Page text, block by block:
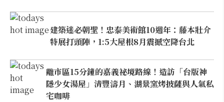
建築迷必朝聖！忠泰美術館10週年：藤本壯介
特展打頭陣，1:5大屋根8月震撼空降台北
離市區15分鐘的嘉義祕境路線！造訪「台版神
隱少女湯屋」清豐濤月、湖景窯烤披薩與人氣私
宅咖啡